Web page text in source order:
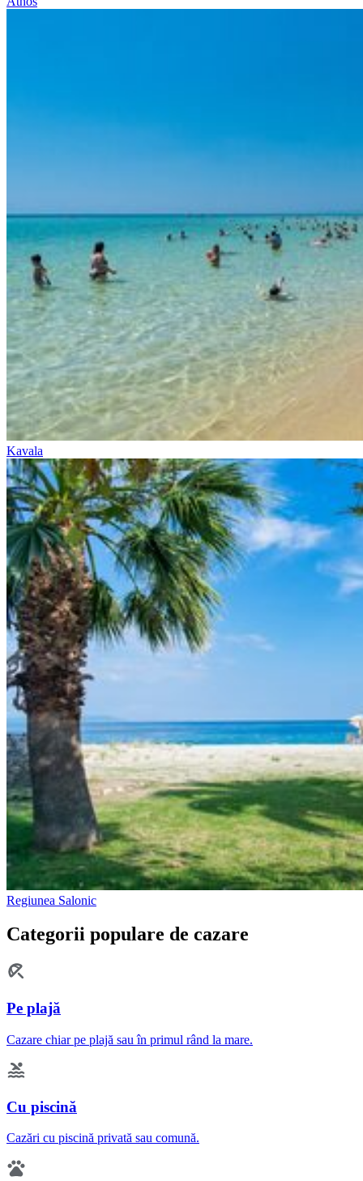
Kavala
Regiunea Salonic
Categorii populare de cazare
Pe plajă
Cazare chiar pe plajă sau în primul rând la mare.
Cu piscină
Cazări cu piscină privată sau comună.